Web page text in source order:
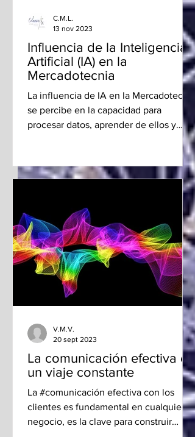
Influencia de la Inteligencia
Artificial (IA) en la
Mercadotecnia
La influencia de IA en la Mercadotecnia
se percibe en la capacidad para
procesar datos, aprender de ellos y
C.M.L.
13 nov 2023
La comunicación efectiva es
un viaje constante
La #comunicación efectiva con los
clientes es fundamental en cualquier
negocio, es la clave para construir
V.M.V.
20 sept 2023